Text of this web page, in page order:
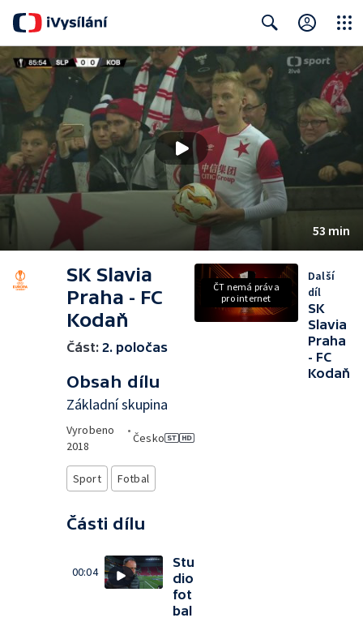
Search Close
53 min
SK Slavia
Praha - FC
Kodaň
Část: 2. poločas
Obsah dílu
Základní skupina
Vyrobeno
2018
•
Česko
Sport Fotbal
Části dílu
00:04
Stu
dio
fot
bal
ČT nemá práva
pro internet
Další
díl
SK
Slavia
Praha
- FC
Kodaň